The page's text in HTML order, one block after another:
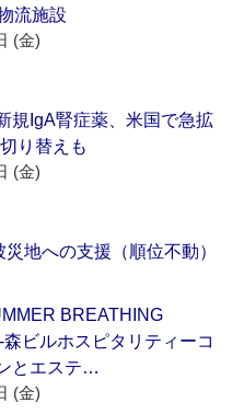
流施設
(金)
規IgA腎症薬、米国で急拡
り替えも
(金)
地への支援（順位不動）
BREATHING
森ビルホスピタリティーコ
とエステ…
(金)